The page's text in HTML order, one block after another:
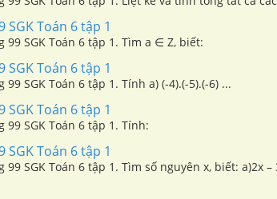
SGK Toán 6 tập 1
99 SGK Toán 6 tập 1. Tìm a ∈ Z, biết:
SGK Toán 6 tập 1
SGK Toán 6 tập 1. Tính a) (-4).(-5).(-6) ...
SGK Toán 6 tập 1
99 SGK Toán 6 tập 1. Tính:
SGK Toán 6 tập 1
Toán 6 tập 1. Tìm số nguyên x, biết: a)2x – 35 = 15;